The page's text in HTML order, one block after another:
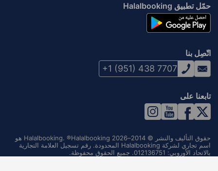
حمّل تطبيق Halalbooking
اتّصِل بنا
+1 (951) 438 7707
تابعنا على
حقوق التأليف والنشر © 2014–2026 Halalbooking. ®Halalbooking هو
اسم تجاري لشركة Halalbooking المحدودة. رقم تسجيل العلامة التجارية
بالاتحاد الأوروبي: 012136751. جميع الحقوق محفوظة.